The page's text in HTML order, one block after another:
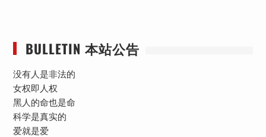
BULLETIN 本站公告
没有人是非法的
女权即人权
黑人的命也是命
科学是真实的
爱就是爱